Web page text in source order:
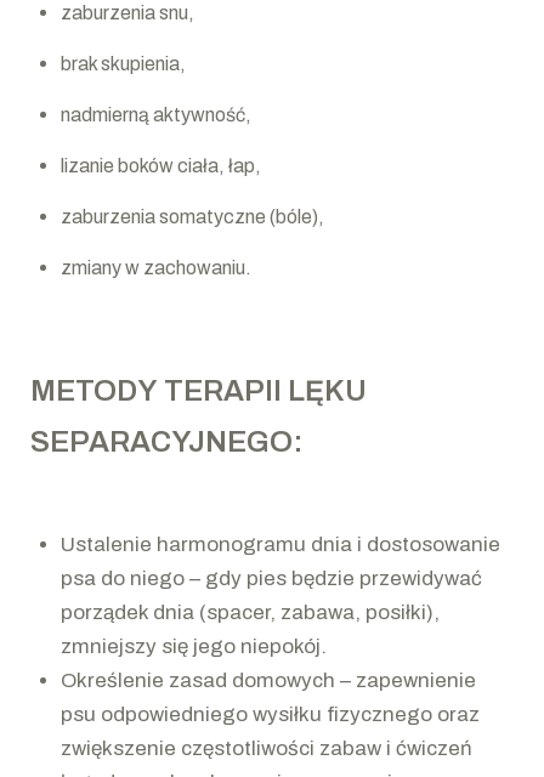
zaburzenia snu,
brak skupienia,
nadmierną aktywność,
lizanie boków ciała, łap,
zaburzenia somatyczne (bóle),
zmiany w zachowaniu.
METODY TERAPII LĘKU
SEPARACYJNEGO:
Ustalenie harmonogramu dnia i dostosowanie
psa do niego – gdy pies będzie przewidywać
porządek dnia (spacer, zabawa, posiłki),
zmniejszy się jego niepokój.
Określenie zasad domowych – zapewnienie
psu odpowiedniego wysiłku fizycznego oraz
zwiększenie częstotliwości zabaw i ćwiczeń